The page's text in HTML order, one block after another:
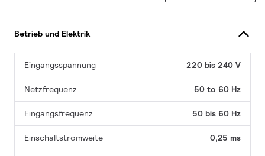
Betrieb und Elektrik
Eingangsspannung 220 bis 240 V
Netzfrequenz 50 to 60 Hz
Eingangsfrequenz 50 bis 60 Hz
Einschaltstromweite 0,25 ms